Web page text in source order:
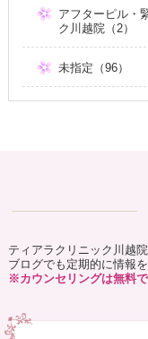
アフターピル・
ク川越院（2）
未指定（96）
ティアラクリニック川越
ブログでも定期的に情報
※カウンセリングは無料で